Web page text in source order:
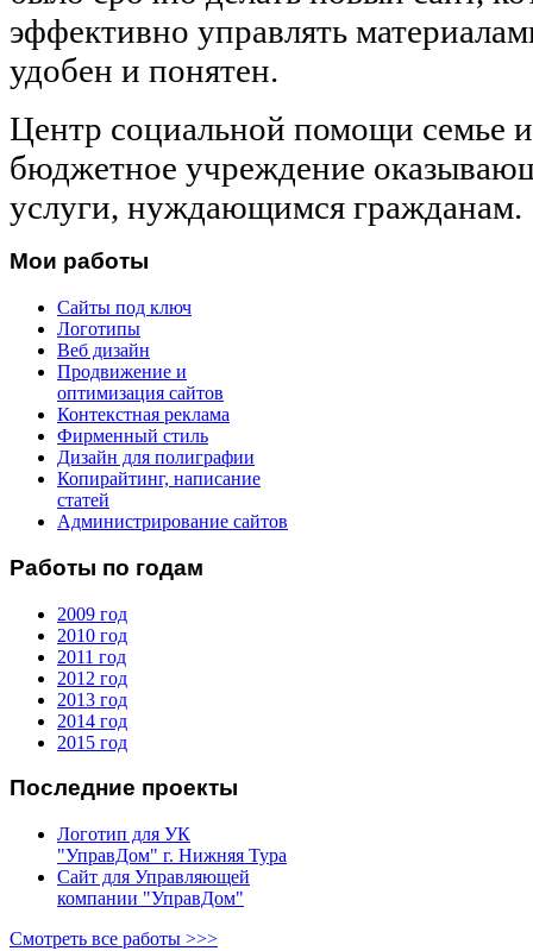
эффективно управлять
удобен и понятен.
Центр социальной помощи семье
бюджетное учреждение
услуги, нуждающимся гражданам.
Мои работы
Сайты под ключ
Логотипы
Веб дизайн
Продвижение и
оптимизация сайтов
Контекстная реклама
Фирменный стиль
Дизайн для полиграфии
Копирайтинг, написание
статей
Администрирование сайтов
Работы по годам
2009 год
2010 год
2011 год
2012 год
2013 год
2014 год
2015 год
Последние проекты
Логотип для УК
"УправДом" г. Нижняя Тура
Сайт для Управляющей
компании "УправДом"
Смотреть все работы >>>